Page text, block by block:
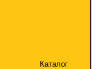
Каталог